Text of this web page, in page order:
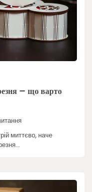
– що варто
миттєво, наче